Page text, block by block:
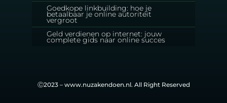
Goedkope linkbuilding: hoe je
betaalbaar je online autoriteit
vergroot
Geld verdienen op internet: jouw
complete gids naar online succes
Ⓒ2023 – www.nuzakendoen.nl. All Right Reserved